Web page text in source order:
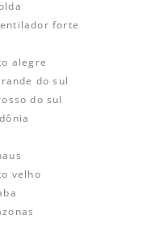
forte
alegre
do sul
do sul
velho